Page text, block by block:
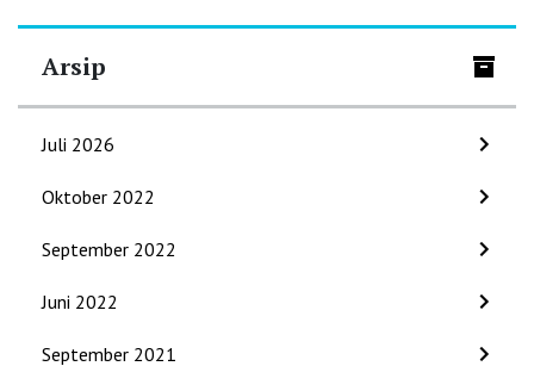
Arsip
Juli 2026
Oktober 2022
September 2022
Juni 2022
September 2021